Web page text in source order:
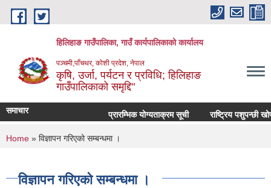
Skip to main content
हिलिहाङ गाउँपालिका, गाउँ कार्यपालिकाको कार्यालय
पञ्चमी,पाँचथर, कोशी प्रदेश, नेपाल
कृषि, उर्जा, पर्यटन र प्रविधि; हिलिहाङ
गाउँपालिकाको समृद्दि"
समाचार प्रारम्भिक योग्यताक्रम सूची राष्ट्रिय पशुपन्छी
You are here
Home » विज्ञापन गरिएको सम्बन्धमा ।
विज्ञापन गरिएको सम्बन्धमा ।